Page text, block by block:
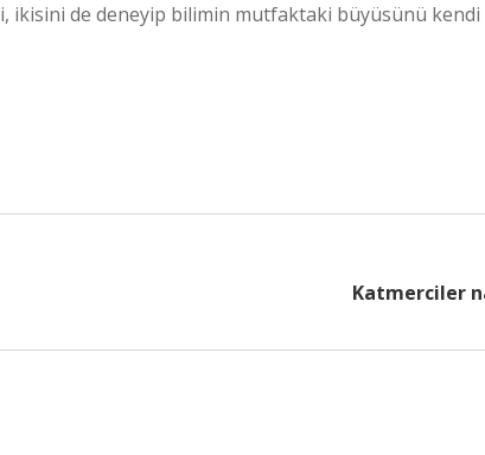
ikisini de deneyip bilimin mutfaktaki büyüsünü
Katmerciler